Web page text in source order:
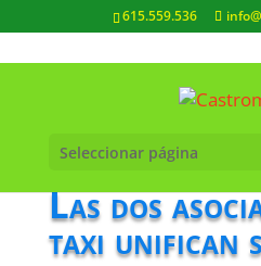
615.559.536
Seleccionar página
Las dos
taxi unifican